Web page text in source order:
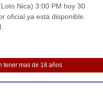
Nica) 3:00 PM hoy 30
oficial ya está disponible.
tener mas de 18 años